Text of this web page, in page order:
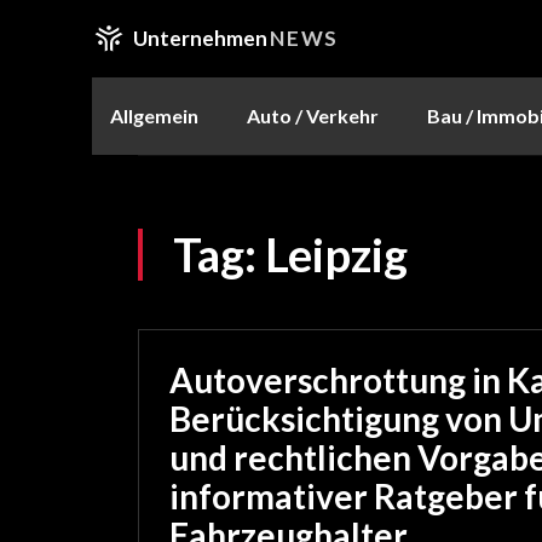
UnternehmenNEWS
Allgemein Auto / Verkehr Bau /
Tag: Leipzig
Autoverschrottung in
Berücksichtigung von
und rechtlichen
informativer Ratgeber